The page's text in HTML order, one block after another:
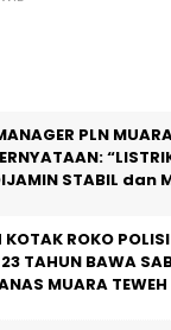
PLN
STABIL dan
KOTAK ROKO
TAHUN BAWA
MUARA TEWEH